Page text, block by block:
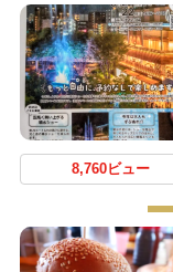
8,760ビュー